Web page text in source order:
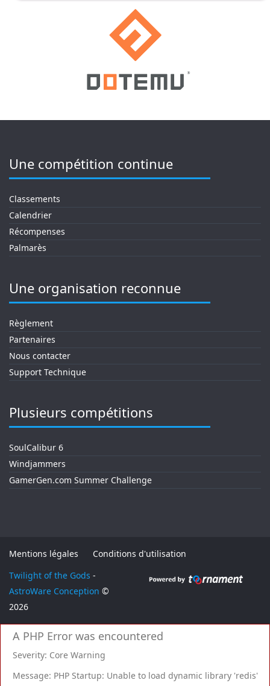
Une compétition continue
Classements
Calendrier
Récompenses
Palmarès
Une organisation reconnue
Règlement
Partenaires
Nous contacter
Support Technique
Plusieurs compétitions
SoulCalibur 6
Windjammers
GamerGen.com Summer Challenge
Mentions légales
Conditions d'utilisation
Twilight of the Gods -
AstroWare Conception ©
2026
A PHP Error was encountered
Severity: Core Warning
Message: PHP Startup: Unable to load dynamic library 'redis'